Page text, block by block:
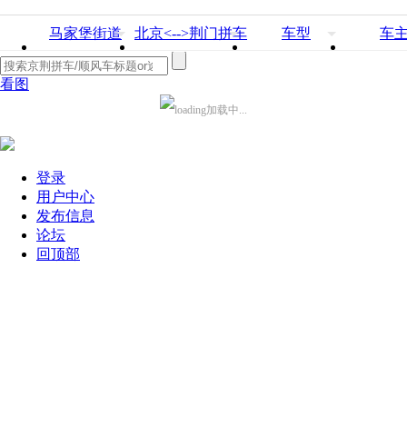
马家堡街道 北京<-->荆门拼车 车型 车
看图
加载中...
登录
用户中心
发布信息
论坛
回顶部